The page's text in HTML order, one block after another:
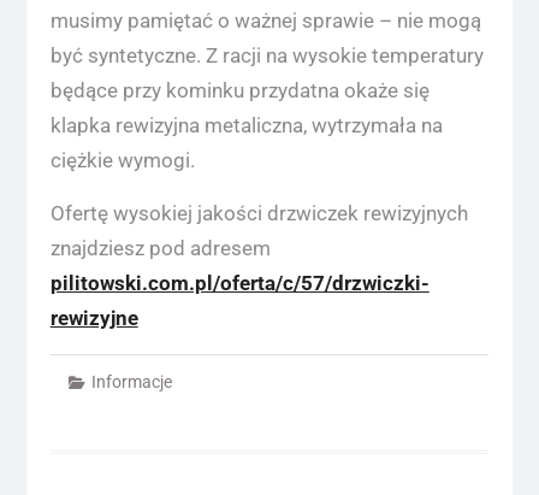
musimy pamiętać o ważnej sprawie – nie mogą
być syntetyczne. Z racji na wysokie temperatury
będące przy kominku przydatna okaże się
klapka rewizyjna metaliczna, wytrzymała na
ciężkie wymogi.
Ofertę wysokiej jakości drzwiczek rewizyjnych
znajdziesz pod adresem
pilitowski.com.pl/oferta/c/57/drzwiczki-
rewizyjne
Informacje